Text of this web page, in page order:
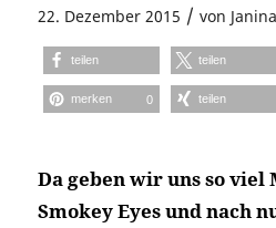
22. Dezember 2015 / von Janina
teilen teilen
merken 0 teilen
Da geben wir uns so viel
Smokey Eyes und nach